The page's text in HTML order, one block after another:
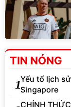
TIN NÓNG
1Yếu tố lịch
Singapore
CHÍNH